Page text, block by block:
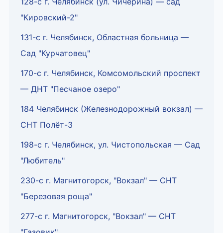
"Кировский-2"
131-с г. Челябинск, Областная больница —
Сад "Курчатовец"
170-с г. Челябинск, Комсомольский проспект
— ДНТ "Песчаное озеро"
184 Челябинск (Железнодорожный вокзал) —
СНТ Полёт-3
198-с г. Челябинск, ул. Чистопольская — Сад
"Любитель"
230-с г. Магнитогорск, "Вокзал" — СНТ
"Березовая роща"
277-с г. Магнитогорск, "Вокзал" — СНТ